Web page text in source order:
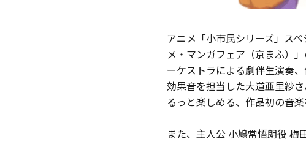
アニメ「小市民シリーズ」ス
メ‧マンガフェア（京まふ）
ーケストラによる劇伴生演奏
効果音を担当した大道亜里紗
るっと楽しめる、作品初の音
また、主人公 小鳩常悟朗役 梅